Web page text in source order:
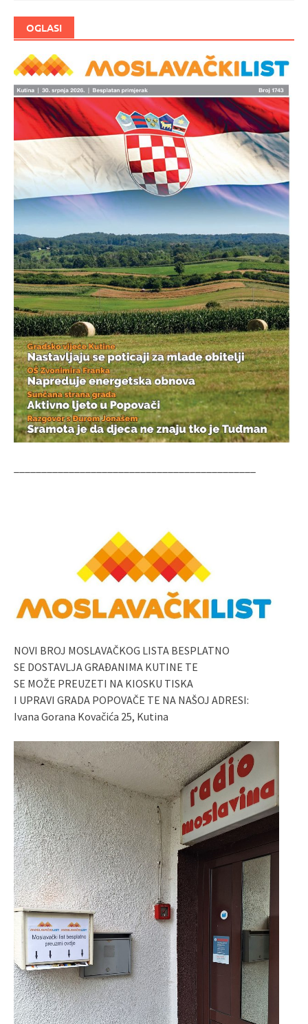
OGLASI
NOVI BROJ MOSLAVAČKOG LISTA BESPLATNO
SE DOSTAVLJA GRAĐANIMA KUTINE TE
SE MOŽE PREUZETI NA KIOSKU TISKA
I UPRAVI GRADA POPOVAČE TE NA NAŠOJ ADRESI:
Ivana Gorana Kovačića 25, Kutina